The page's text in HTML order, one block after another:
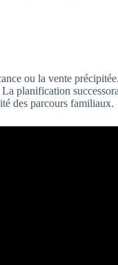
ou la vente précipitée.
planification
des parcours familiaux.